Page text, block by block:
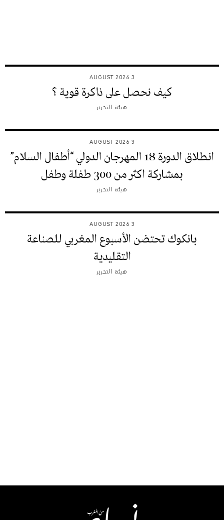
3 AUGUST 2026
كيف نحصل على ذاكرة قوية ؟
هيئة التحرير
3 AUGUST 2026
انطلاق الدورة 18 المهرجان الدولي “أطفال السلام”
بمشاركة اكثر من 300 طفلة وطفل
هيئة التحرير
3 AUGUST 2026
بانكوك تحتضن الأسبوع المغربي للصناعة
التقليدية
هيئة التحرير